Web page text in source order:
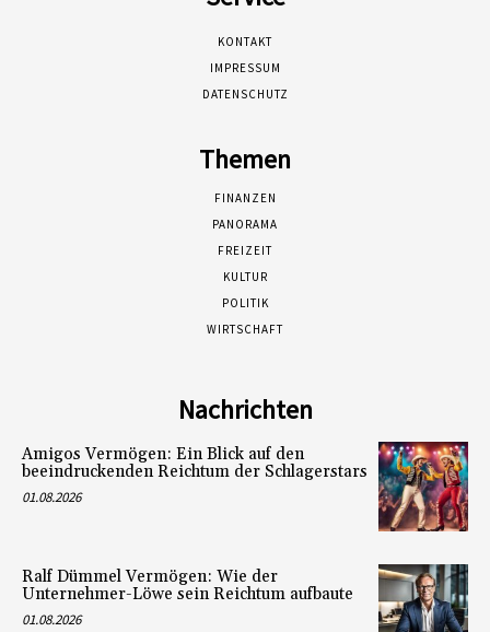
KONTAKT
IMPRESSUM
DATENSCHUTZ
Themen
FINANZEN
PANORAMA
FREIZEIT
KULTUR
POLITIK
WIRTSCHAFT
Nachrichten
Amigos Vermögen: Ein Blick auf den
beeindruckenden Reichtum der Schlagerstars
01.08.2026
Ralf Dümmel Vermögen: Wie der
Unternehmer-Löwe sein Reichtum aufbaute
01.08.2026